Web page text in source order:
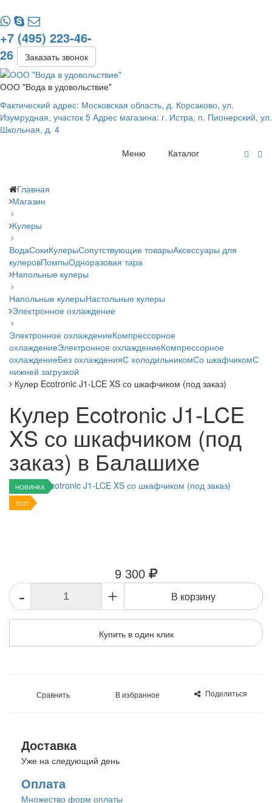
+7 (495) 223-46-
26
Заказать звонок
ООО "Вода в удовольствие"
Фактический адрес: Московская область, д. Корсаково, ул.
Изумрудная, участок 5 Адрес магазина: г. Истра, п. Пионерский, ул.
Школьная, д. 4
Каталог
Меню
Главная
Магазин
Кулеры
ВодаСокиКулерыСопутствующие товарыАксессуары для
кулеровПомпыОдноразовая тара
Напольные кулеры
Напольные кулерыНастольные кулеры
Электронное охлаждение
Электронное охлаждениеКомпрессорное
охлаждениеЭлектронное охлаждениеКомпрессорное
охлаждениеБез охлажденияС холодильникомСо шкафчикомС
нижней загрузкой
Кулер Ecotronic J1-LCE XS со шкафчиком (под заказ)
Кулер Ecotronic J1-LCE
XS со шкафчиком (под
заказ) в Балашихе
НОВИНКА
ТОП
9 300
- + В корзину
Купить в один клик
Сравнить В избранное Поделиться
Доставка
Уже на следующий день
Оплата
Множество форм оплаты